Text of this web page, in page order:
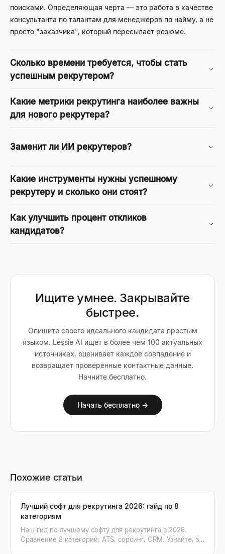
поисками. Определяющая черта — это работа в качестве
консультанта по талантам для менеджеров по найму, а не
просто "заказчика", который пересылает резюме.
Сколько времени требуется, чтобы стать
успешным рекрутером?
Какие метрики рекрутинга наиболее важны
для нового рекрутера?
Заменит ли ИИ рекрутеров?
Какие инструменты нужны успешному
рекрутеру и сколько они стоят?
Как улучшить процент откликов
кандидатов?
Ищите умнее. Закрывайте
быстрее.
Опишите своего идеального кандидата простым
языком. Lessie AI ищет в более чем 100 актуальных
источниках, оценивает каждое совпадение и
возвращает проверенные контактные данные.
Начните бесплатно.
Начать бесплатно →
Похожие статьи
Лучший софт для рекрутинга 2026: гайд по 8
категориям
Наш гид по лучшему софту для рекрутинга в 2026.
Сравнение 8 категорий: ATS, сорсинг, CRM. Узнайте, за